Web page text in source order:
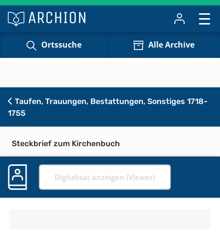
Ortssuche Alle Archive
Taufen, Trauungen, Bestattungen, Sonstiges 1718-
1755
Steckbrief zum Kirchenbuch
Digitalisat anzeigen (Viewer)